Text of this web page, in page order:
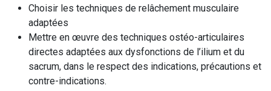
Choisir les techniques de relâchement musculaire
adaptées
Mettre en œuvre des techniques ostéo-articulaires
directes adaptées aux dysfonctions de l’ilium et du
sacrum, dans le respect des indications, précautions et
contre-indications.